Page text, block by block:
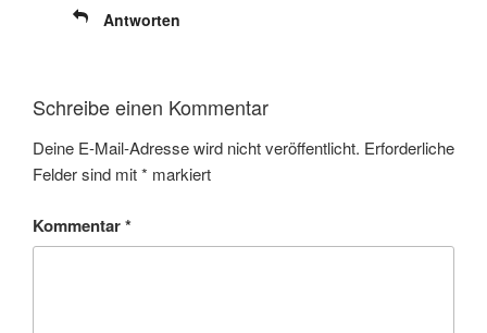
Antworten
Schreibe einen Kommentar
Deine E-Mail-Adresse wird nicht veröffentlicht. Erforderliche
Felder sind mit* markiert
Kommentar*